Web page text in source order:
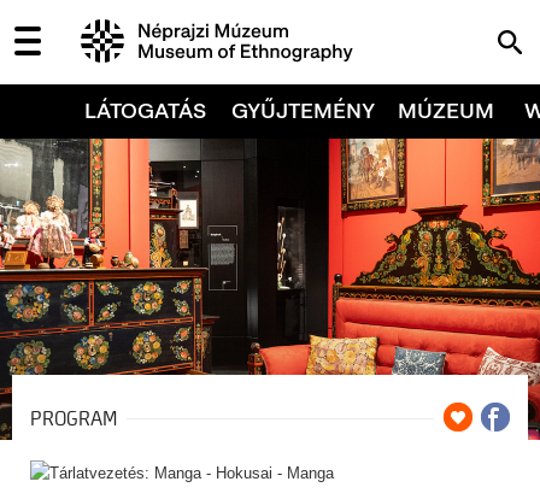
LÁTOGATÁS GYŰJTEMÉNY MÚZEUM
PROGRAM